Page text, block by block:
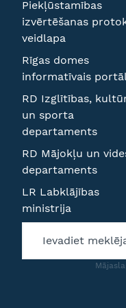
Piekļūstamības
izvērtēšanas
veidlapa
Rīgas domes
informatīvais
RD Izglītības,
un sporta
departaments
RD Mājokļu un
departaments
LR Labklājības
ministrija